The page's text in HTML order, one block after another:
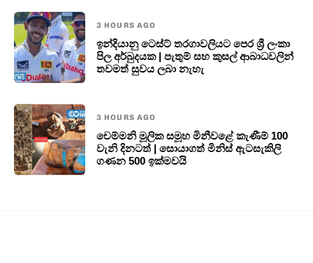
3 HOURS AGO
ඉන්දියානු ටෙස්ට් තරගාවලියට පෙර ශ්‍රී ලංකා
පිල අර්බුදයක | පැතුම් සහ කුසල් ආබාධවලින්
තවමත් සුවය ලබා නැහැ
3 HOURS AGO
චෙම්මනි මූලික සමූහ මිනීවළේ කැණීම් 100
වැනි දිනටත් | සොයාගත් මිනිස් ඇටසැකිලි
ගණන 500 ඉක්මවයි